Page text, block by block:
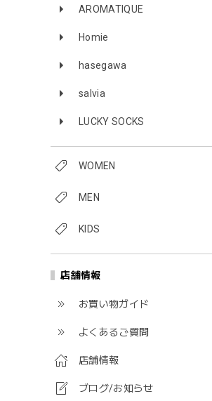
AROMATIQUE
Homie
hasegawa
salvia
LUCKY SOCKS
WOMEN
MEN
KIDS
店舗情報
お買い物ガイド
よくあるご質問
店舗情報
ブログ/お知らせ